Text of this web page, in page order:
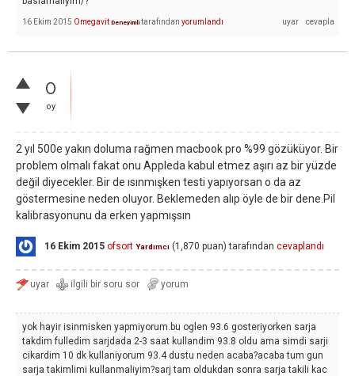
16 Ekim 2015 Omegavit Deneyimli tarafından yorumlandı
0
oy
2 yıl 500e yakın doluma rağmen macbook pro %99 gözüküyor. Bir
problem olmalı fakat onu Appleda kabul etmez aşırı az bir yüzde
değil diyecekler. Bir de ısınmışken testi yapıyorsan o da az
göstermesine neden oluyor. Beklemeden alıp öyle de bir dene.Pil
kalibrasyonunu da erken yapmışsın
16 Ekim 2015 ofsort Yardımcı (1,870 puan) tarafından cevaplandı
yok hayir isinmisken yapmiyorum.bu oglen 93.6 gosteriyorken sarja
takdim fulledim sarjdada 2-3 saat kullandim 93.8 oldu ama simdi sarji
cikardim 10 dk kullaniyorum 93.4 dustu neden acaba?acaba tum gun
sarja takimlimi kullanmaliyim?sarj tam oldukdan sonra sarja takili kac